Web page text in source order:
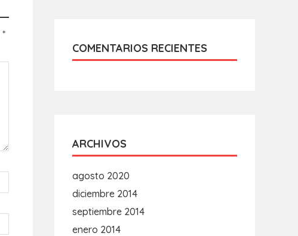
*
COMENTARIOS RECIENTES
ARCHIVOS
agosto 2020
diciembre 2014
septiembre 2014
enero 2014